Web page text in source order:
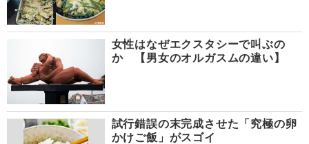
女性はなぜエクスタシーで叫ぶの
か 【男女のオルガスムの違い】
試行錯誤の末完成させた「究極の卵
かけご飯」がスゴイ